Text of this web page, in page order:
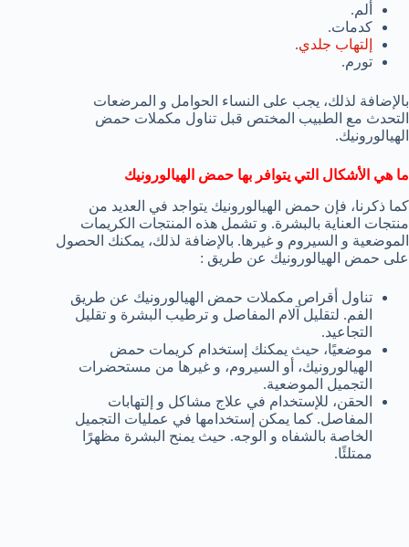
ألم.
كدمات.
إلتهاب جلدي.
تورم.
بالإضافة لذلك، يجب على النساء الحوامل و المرضعات
التحدث مع الطبيب المختص قبل تناول مكملات حمض
الهيالورونيك.
ما هي الأشكال التي يتوافر بها حمض الهيالورونيك
كما ذكرنا، فإن حمض الهيالورونيك يتواجد في العديد من
منتجات العناية بالبشرة. و تشمل هذه المنتجات الكريمات
الموضعية و السيروم و غيرها. بالإضافة لذلك، يمكنك الحصول
على حمض الهيالورونيك عن طريق :
تناول أقراص مكملات حمض الهيالورونيك عن طريق
الفم. لتقليل آلام المفاصل و ترطيب البشرة و تقليل
التجاعيد.
موضعيًا، حيث يمكنك إستخدام كريمات حمض
الهيالورونيك، أو السيروم، و غيرها من مستحضرات
التجميل الموضعية.
الحقن، للإستخدام في علاج مشاكل و إلتهابات
المفاصل. كما يمكن إستخدامها في عمليات التجميل
الخاصة بالشفاه و الوجه. حيث يمنح البشرة مظهرًا
ممتلئًا.